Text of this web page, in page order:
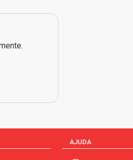
AJUDA